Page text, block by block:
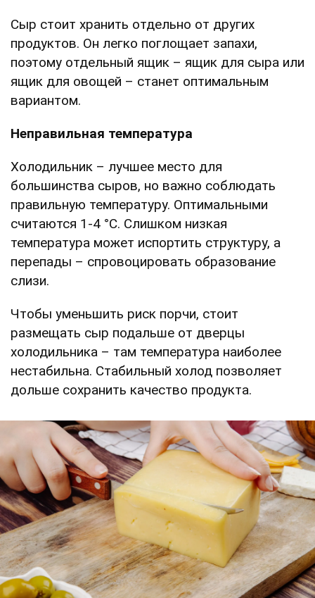
Сыр стоит хранить отдельно от других
продуктов. Он легко поглощает запахи,
поэтому отдельный ящик – ящик для сыра или
ящик для овощей – станет оптимальным
вариантом.
Неправильная температура
Холодильник – лучшее место для
большинства сыров, но важно соблюдать
правильную температуру. Оптимальными
считаются 1-4 °C. Слишком низкая
температура может испортить структуру, а
перепады – спровоцировать образование
слизи.
Чтобы уменьшить риск порчи, стоит
размещать сыр подальше от дверцы
холодильника – там температура наиболее
нестабильна. Стабильный холод позволяет
дольше сохранить качество продукта.